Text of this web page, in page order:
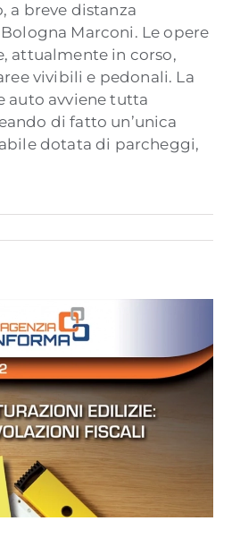
a breve distanza
Marconi. Le opere
attualmente in corso,
vivibili e pedonali. La
auto avviene tutta
di fatto un’unica
dotata di parcheggi,